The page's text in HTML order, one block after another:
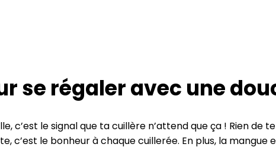
se régaler avec une
c’est le signal que ta cuillère n’attend que ça ! Rien de
c’est le bonheur à chaque cuillerée. En plus, la